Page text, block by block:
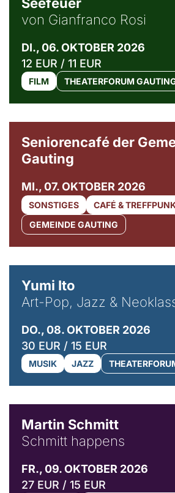
von Gianfranco Rosi
DI., 06. OKTOBER 2026
12 EUR / 11 EUR
FILM THEATERFORUM
Seniorencafé der
Gauting
MI., 07. OKTOBER 2026
SONSTIGES
CAFÉ &
GEMEINDE GAUTING
Yumi Ito
Art-Pop, Jazz &
DO., 08. OKTOBER 2026
30 EUR / 15 EUR
MUSIK JAZZ
Martin Schmitt
Schmitt happens
FR., 09. OKTOBER 2026
27 EUR / 15 EUR